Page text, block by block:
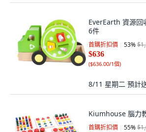
EverEarth 資源回
6件
首購折扣價 53%
$636
($636.00/1個)
8/11 星期二 預計
Kiumhouse 腦力
首購折扣價 55%